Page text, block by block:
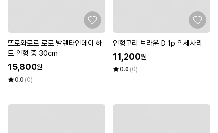
또로와로로 로로 발렌타인데이 하
트 인형 중 30cm
15,800원
0.0 (0)
인형고리 브라운 D 1p 악세사리
11,200원
0.0 (0)